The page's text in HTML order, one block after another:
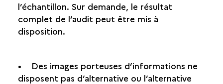
l’échantillon. Sur demande, le résultat
complet de l’audit peut être mis à
disposition.
• Des images porteuses d’informations ne
disposent pas d’alternative ou l’alternative